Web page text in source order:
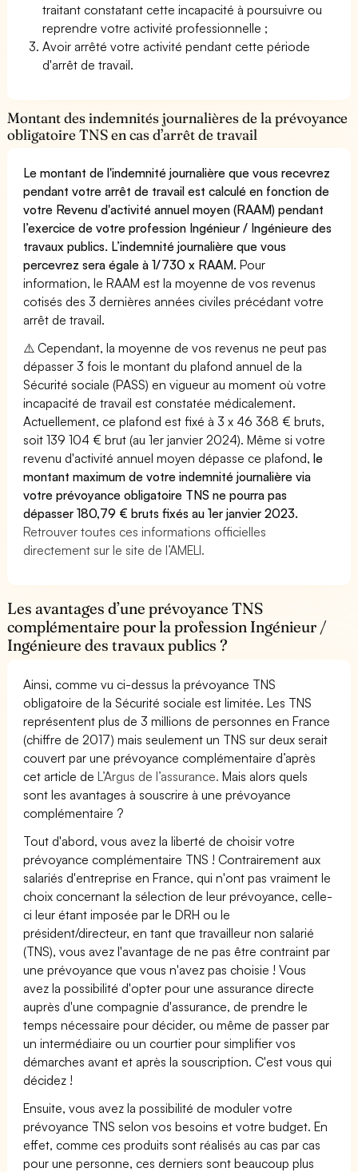
traitant constatant cette incapacité à poursuivre ou
reprendre votre activité professionnelle ;
Avoir arrêté votre activité pendant cette période
d'arrêt de travail.
Montant des indemnités journalières de la prévoyance
obligatoire TNS en cas d’arrêt de travail
Le montant de l'indemnité journalière que vous recevrez
pendant votre arrêt de travail est calculé en fonction de
votre Revenu d'activité annuel moyen (RAAM) pendant
l’exercice de votre profession Ingénieur / Ingénieure des
travaux publics. L’indemnité journalière que vous
percevrez sera égale à 1/730 x RAAM. Pour
information, le RAAM est la moyenne de vos revenus
cotisés des 3 dernières années civiles précédant votre
arrêt de travail.
⚠️ Cependant, la moyenne de vos revenus ne peut pas
dépasser 3 fois le montant du plafond annuel de la
Sécurité sociale (PASS) en vigueur au moment où votre
incapacité de travail est constatée médicalement.
Actuellement, ce plafond est fixé à 3 x 46 368 € bruts,
soit 139 104 € brut (au 1er janvier 2024). Même si votre
revenu d'activité annuel moyen dépasse ce plafond,le
montant maximum de votre indemnité journalière via
votre prévoyance obligatoire TNS ne pourra pas
dépasser 180,79 € bruts fixés au 1er janvier 2023.
Retrouver toutes ces informations officielles
directement sur le site de l’AMELI.
Les avantages d’une prévoyance TNS
complémentaire pour la profession Ingénieur /
Ingénieure des travaux publics ?
Ainsi, comme vu ci-dessus la prévoyance TNS
obligatoire de la Sécurité sociale est limitée. Les TNS
représentent plus de 3 millions de personnes en France
(chiffre de 2017) mais seulement un TNS sur deux serait
couvert par une prévoyance complémentaire d’après
cet article deL’Argus de l’assurance. Mais alors quels
sont les avantages à souscrire à une prévoyance
complémentaire ?
Tout d'abord, vous avez la liberté de choisir votre
prévoyance complémentaire TNS ! Contrairement aux
salariés d'entreprise en France, qui n'ont pas vraiment le
choix concernant la sélection de leur prévoyance, celle-
ci leur étant imposée par le DRH ou le
président/directeur, en tant que travailleur non salarié
(TNS), vous avez l'avantage de ne pas être contraint par
une prévoyance que vous n'avez pas choisie ! Vous
avez la possibilité d'opter pour une assurance directe
auprès d'une compagnie d'assurance, de prendre le
temps nécessaire pour décider, ou même de passer par
un intermédiaire ou un courtier pour simplifier vos
démarches avant et après la souscription. C'est vous qui
décidez !
Ensuite, vous avez la possibilité de moduler votre
prévoyance TNS selon vos besoins et votre budget. En
effet, comme ces produits sont réalisés au cas par cas
pour une personne, ces derniers sont beaucoup plus